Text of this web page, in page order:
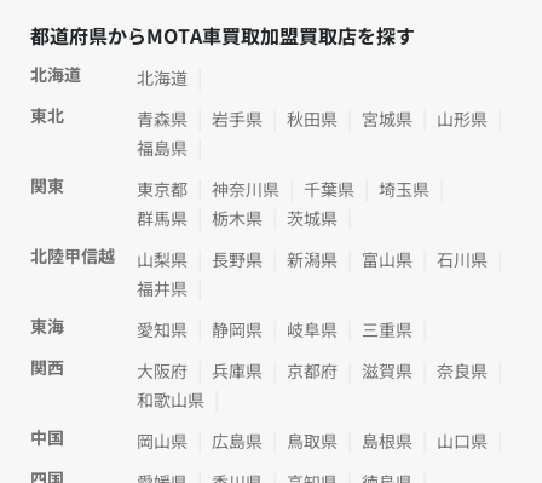
都道府県からMOTA車買取加盟買取店を探す
北海道
北海道
東北
青森県 岩手県 秋田県 宮城県
山形県
福島県
関東
東京都 神奈川県 千葉県
埼玉県
群馬県
栃木県
茨城県
北陸甲信越
山梨県 長野県 新潟県 富山県
石川県
福井県
東海
愛知県 静岡県 岐阜県
三重県
関西
大阪府 兵庫県 京都府 滋賀県
奈良県
和歌山県
中国
岡山県 広島県 鳥取県 島根県
山口県
四国